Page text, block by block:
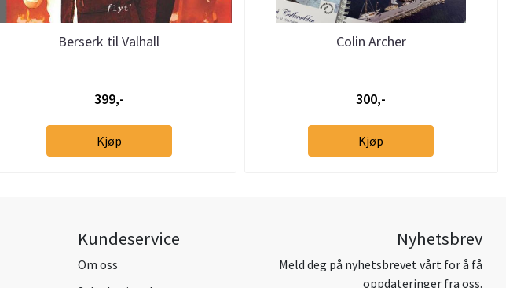
Berserk til Valhall
399,-
Kjøp
Colin Archer
300,-
Kjøp
Kundeservice
Om oss
Nyhetsbrev
Meld deg på nyhetsbrevet vårt for å få
oppdateringer fra oss.